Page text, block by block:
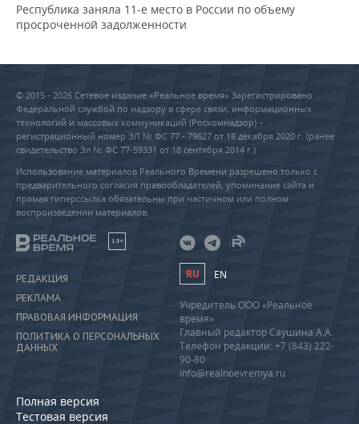
Республика заняла 11-е место в России по объему
просроченной задолженности
© 2015 - 2026 Сетевое издание «Реальное время» Зарегистрировано
Федеральной службой по надзору в сфере связи, информационных
технологий и массовых коммуникаций (Роскомнадзор) –
регистрационный номер ЭЛ № ФС 77 - 79627 от 18 декабря 2020 г. (ранее
свидетельство Эл № ФС 77-59331 от 18 сентября 2014 г.)
Использование материалов Реального Времени разрешено только с
предварительного согласия правообладателей, упоминание сайта и
прямая гиперссылка обязательны при частичном или полном
воспроизведении материалов.
18+
РЕДАКЦИЯ
РЕКЛАМА
ПРАВОВАЯ ИНФОРМАЦИЯ
ПОЛИТИКА О ПЕРСОНАЛЬНЫХ
ДАННЫХ
Полная версия
Тестовая версия
RU EN
Учредитель ООО «Реальное
время»
Главный редактор Саушина А.А.
Телефон редакции: +7 (843) 222-
90-80
info@realnoevremya.ru